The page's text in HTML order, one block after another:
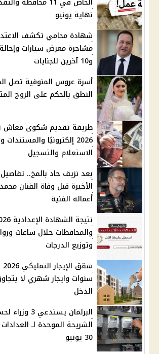
نهاية يونيو
شهادة محامي تكشف
مشاجرة معرض سيارات
و10 آخرين للجنايات
أسرة عروس المنوفية تصل
النطق بالحكم على الزوج
طريقة تقديم شكوى معاش
2026 إلكترونيًا
الاستعلام والتسجيل
بعد نزيف حاد بالمخ..
الأخيرة قبل وفاة الفنان
أعماله الفنية
والمحافظات خلال ساعات
وتوزيع الدرجات
الدخل
البرلمان يستدعي
الشريحة الموحدة لـ
30 يونيو